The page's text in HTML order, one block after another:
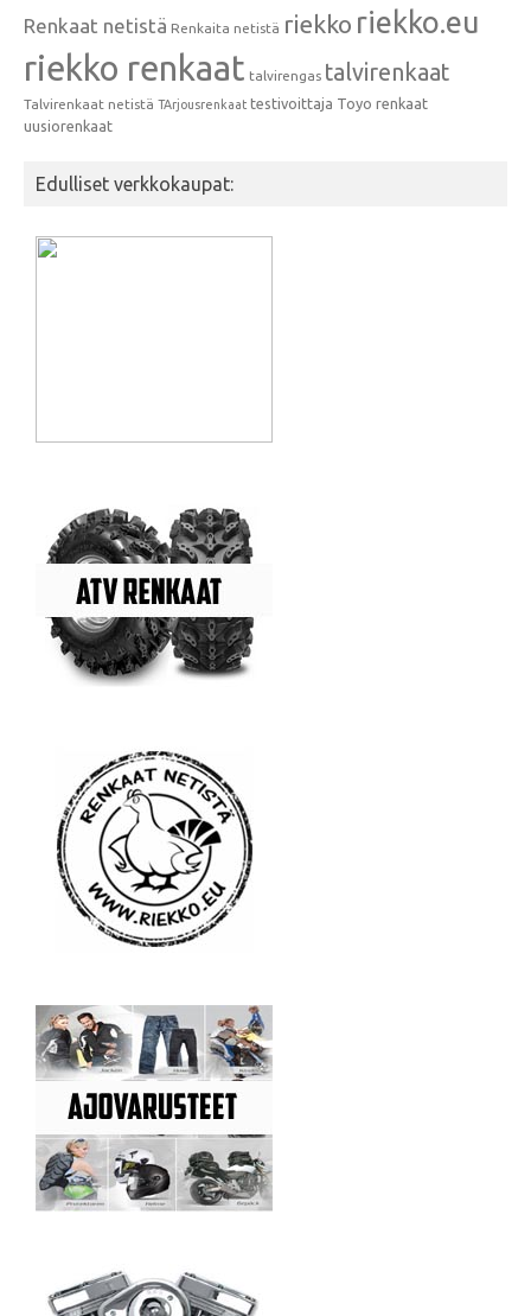
Renkaat netistä Renkaita netistä riekko riekko.eu
riekko renkaat talvirengas talvirenkaat
Talvirenkaat netistä TArjousrenkaat testivoittaja Toyo renkaat
uusiorenkaat
Edulliset verkkokaupat: